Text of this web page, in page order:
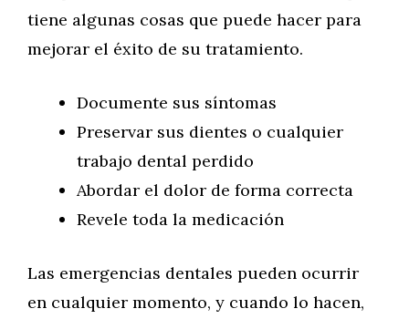
tiene algunas cosas que puede hacer para
mejorar el éxito de su tratamiento.
Documente sus síntomas
Preservar sus dientes o cualquier
trabajo dental perdido
Abordar el dolor de forma correcta
Revele toda la medicación
Las emergencias dentales pueden ocurrir
en cualquier momento, y cuando lo hacen,